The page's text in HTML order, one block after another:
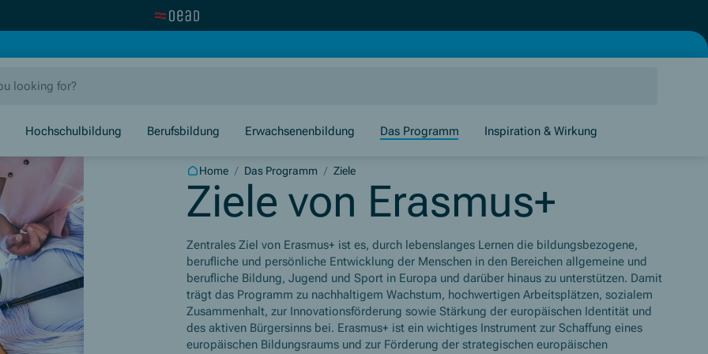
Hochschulbildung Berufsbildung Erwachsenenbildung Das Programm Inspiration & Wirkung
Home / Das Programm / Ziele
Ziele von Erasmus+
Zentrales Ziel von Erasmus+ ist es, durch lebenslanges Lernen die bildungsbezogene,
berufliche und persönliche Entwicklung der Menschen in den Bereichen allgemeine und
berufliche Bildung, Jugend und Sport in Europa und darüber hinaus zu unterstützen. Damit
trägt das Programm zu nachhaltigem Wachstum, hochwertigen Arbeitsplätzen, sozialem
Zusammenhalt, zur Innovationsförderung sowie Stärkung der europäischen Identität und
des aktiven Bürgersinns bei. Erasmus+ ist ein wichtiges Instrument zur Schaffung eines
europäischen Bildungsraums und zur Förderung der strategischen europäischen